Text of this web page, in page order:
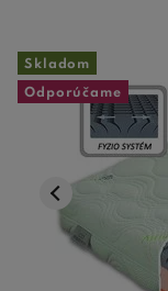
Skladom
Odporúčame